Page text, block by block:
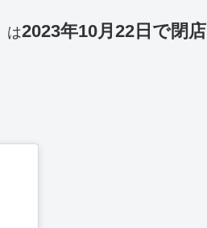
は2023年10月22日で閉店